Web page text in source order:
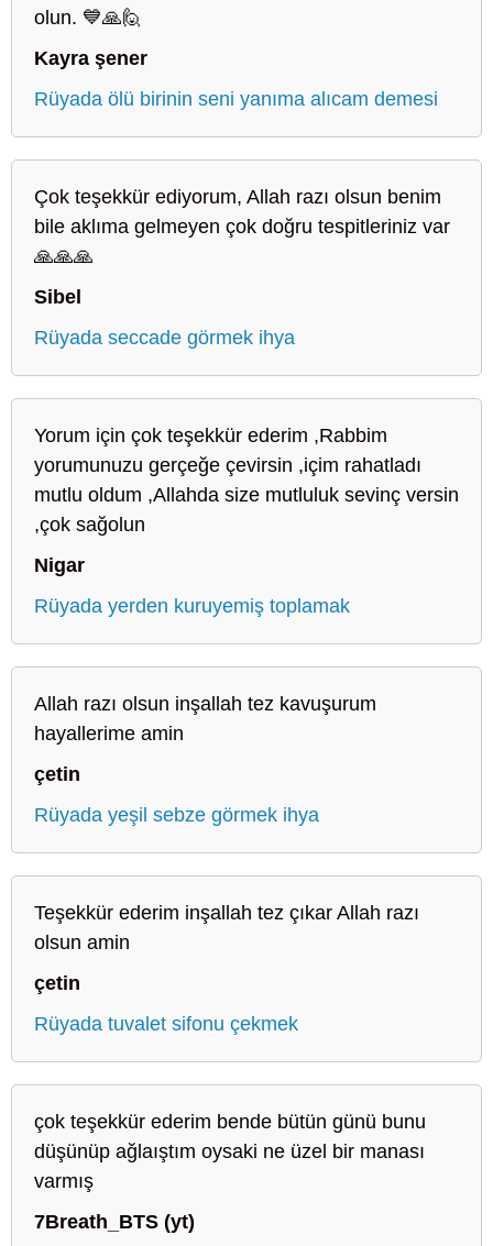
olun. 💙🙏🙋
Kayra şener
Rüyada ölü birinin seni yanıma alıcam demesi
Çok teşekkür ediyorum, Allah razı olsun benim
bile aklıma gelmeyen çok doğru tespitleriniz var
🙏🙏🙏
Sibel
Rüyada seccade görmek ihya
Yorum için çok teşekkür ederim ,Rabbim
yorumunuzu gerçeğe çevirsin ,içim rahatladı
mutlu oldum ,Allahda size mutluluk sevinç versin
,çok sağolun
Nigar
Rüyada yerden kuruyemiş toplamak
Allah razı olsun inşallah tez kavuşurum
hayallerime amin
çetin
Rüyada yeşil sebze görmek ihya
Teşekkür ederim inşallah tez çıkar Allah razı
olsun amin
çetin
Rüyada tuvalet sifonu çekmek
çok teşekkür ederim bende bütün günü bunu
düşünüp ağlaıştım oysaki ne üzel bir manası
varmış
7Breath_BTS (yt)